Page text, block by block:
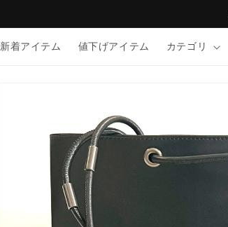
新着アイテム 値下げアイテム カテゴリ